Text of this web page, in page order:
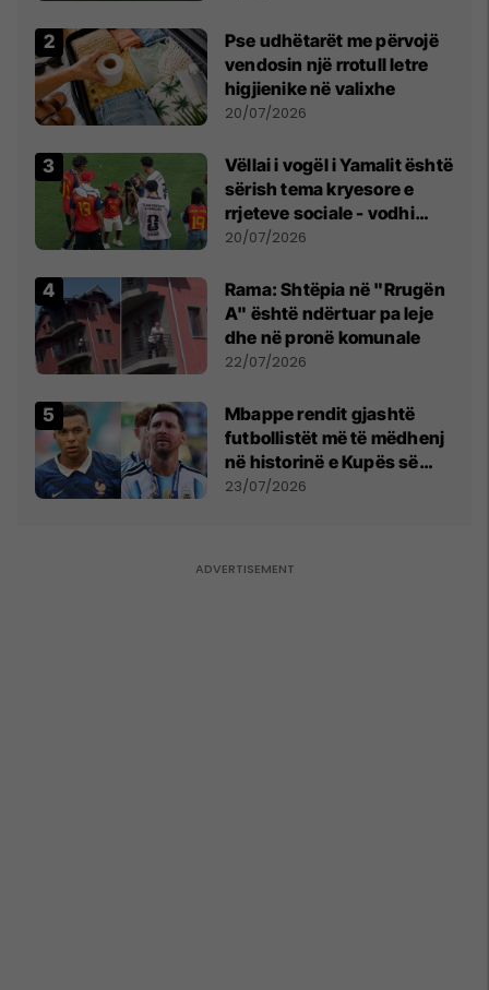
Pse udhëtarët me përvojë
vendosin një rrotull letre
higjienike në valixhe
20/07/2026
Vëllai i vogël i Yamalit është
sërish tema kryesore e
rrjeteve sociale - vodhi
vëmendjen pas finales së
20/07/2026
Rama: Shtëpia në "Rrugën
A" është ndërtuar pa leje
dhe në pronë komunale
22/07/2026
Mbappe rendit gjashtë
futbollistët më të mëdhenj
në historinë e Kupës së
Botës, Messi mbetet i dyti
23/07/2026